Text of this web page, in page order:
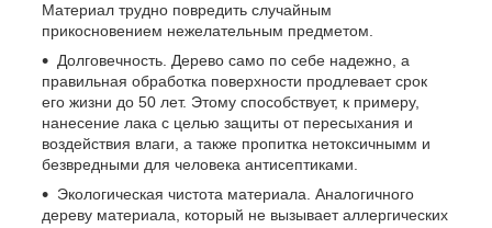
Материал трудно повредить случайным
прикосновением нежелательным предметом.
Долговечность. Дерево само по себе надежно, а
правильная обработка поверхности продлевает срок
его жизни до 50 лет. Этому способствует, к примеру,
нанесение лака с целью защиты от пересыхания и
воздействия влаги, а также пропитка нетоксичнымм и
безвредными для человека антисептиками.
Экологическая чистота материала. Аналогичного
дереву материала, который не вызывает аллергических